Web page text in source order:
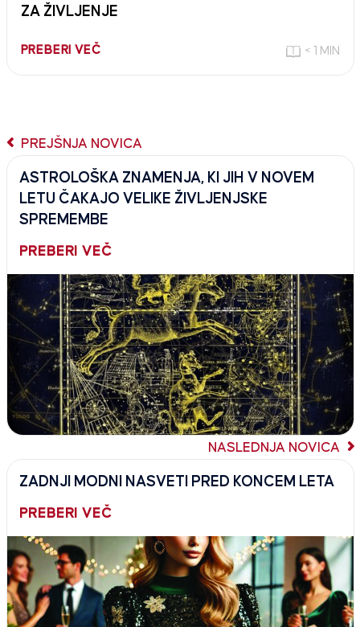
ZA ŽIVLJENJE
PREBERI VEČ < 1 MIN
PREJŠNJA NOVICA
ASTROLOŠKA ZNAMENJA, KI JIH V NOVEM
LETU ČAKAJO VELIKE ŽIVLJENJSKE
SPREMEMBE
PREBERI VEČ
NASLEDNJA NOVICA
ZADNJI MODNI NASVETI PRED KONCEM LETA
PREBERI VEČ